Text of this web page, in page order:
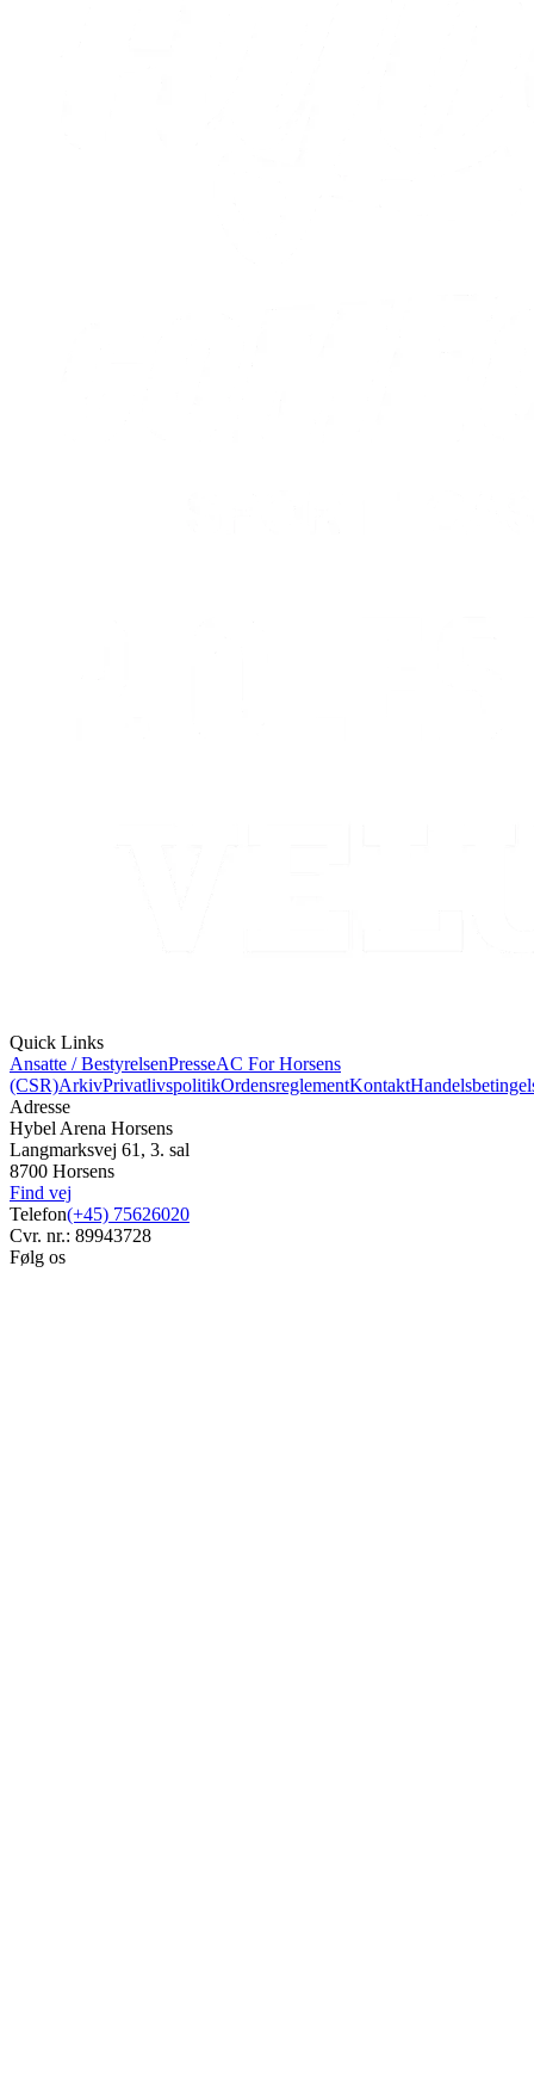
Quick Links
Ansatte / BestyrelsenPresseAC For Horsens
(CSR)ArkivPrivatlivspolitikOrdensreglementKontakt
Adresse
Hybel Arena Horsens
Langmarksvej 61, 3. sal
8700 Horsens
Find vej
Telefon(+45) 75626020
Cvr. nr.: 89943728
Følg os